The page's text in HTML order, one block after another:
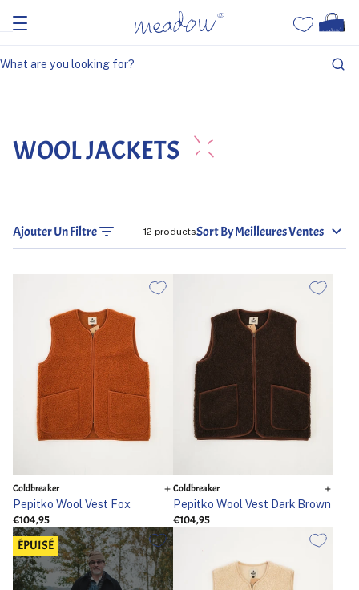
WOOL JACKETS
Ajouter Un Filtre 12 productsSort By Meilleures Ventes
Coldbreaker
Pepitko Wool Vest Fox
€104,95
Coldbreaker
Pepitko Wool Vest Dark Brown
€104,95
ÉPUISÉ